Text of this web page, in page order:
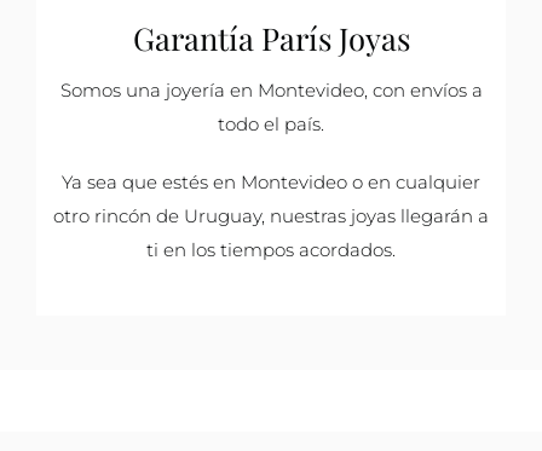
Garantía París Joyas
Somos una joyería en Montevideo, con envíos a
todo el país.
Ya sea que estés en Montevideo o en cualquier
otro rincón de Uruguay, nuestras joyas llegarán a
ti en los tiempos acordados.